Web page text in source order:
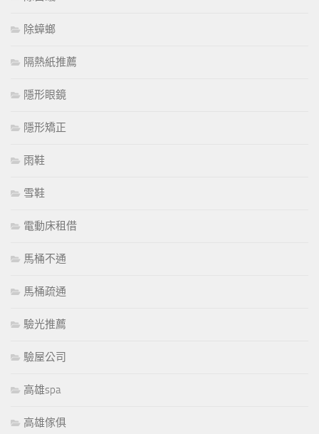
除蟑螂
隔熱紙推薦
隱形眼鏡
隱形矯正
雨鞋
雪鞋
電動床租借
馬桶不通
馬桶疏通
驗光推薦
驗屋公司
高雄spa
高雄傢俱